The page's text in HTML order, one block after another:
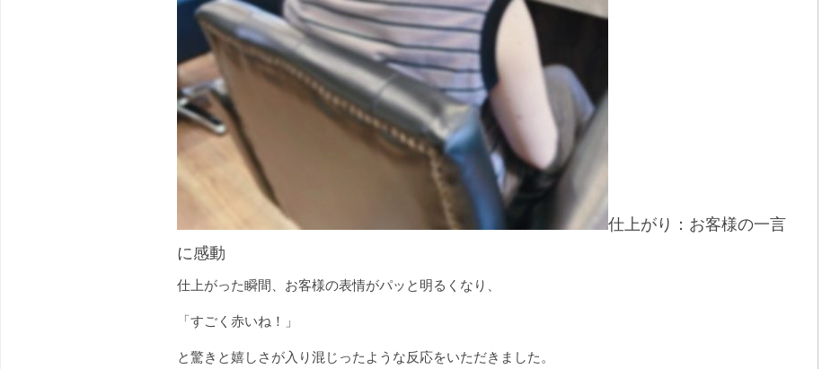
仕上がり：お客様の一言
に感動
仕上がった瞬間、お客様の表情がパッと明るくなり、
「すごく赤いね！」
と驚きと嬉しさが入り混じったような反応をいただきました。